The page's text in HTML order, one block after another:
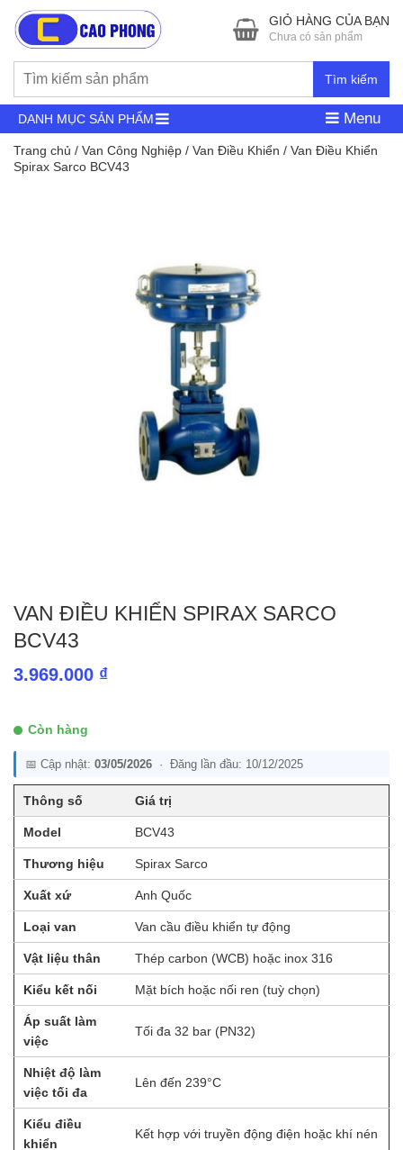
Tìm kiếm
GIỎ HÀNG CỦA BẠN
Chưa có sản phẩm
DANH MỤC SẢN PHẨM Menu
Trang chủ / Van Công Nghiệp / Van Điều Khiển / Van Điều Khiển
Spirax Sarco BCV43
VAN ĐIỀU KHIỂN SPIRAX SARCO
BCV43
3.969.000 ₫
Còn hàng
📅 Cập nhật: 03/05/2026 · Đăng lần đầu: 10/12/2025
Thông số Giá trị
Model BCV43
Thương hiệu Spirax Sarco
Xuất xứ Anh Quốc
Loại van Van cầu điều khiển tự động
Vật liệu thân Thép carbon (WCB) hoặc inox 316
Kiểu kết nối Mặt bích hoặc nối ren (tuỳ chọn)
Áp suất làm
việc
Tối đa 32 bar (PN32)
Nhiệt độ làm
việc tối đa
Lên đến 239°C
Kiểu điều
khiển
Kết hợp với truyền động điện hoặc khí nén